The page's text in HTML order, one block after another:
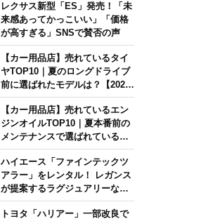
レクサス新型「ES」発売！「未
来感あってかっこいい」「価格
が高すぎる」SNSで賛否の声
【カー用品店】売れているタイ
ヤTOP10｜夏のロングドライブ
前に選ばれたモデルは？【2026
年6月版】
【カー用品店】売れているエン
ジンオイルTOP10｜夏本番前の
メンテナンスで選ばれている人
気モデルは？【2026年6月版】
ハイエース「ファインテックツ
アラー」をレンタル！ レガンス
が提案するラグジュアリーな移
動体験
トヨタ「ハリアー」一部改良で